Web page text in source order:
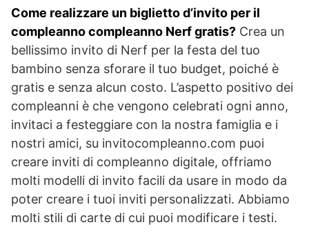
Come realizzare un biglietto d’invito per il
compleanno compleanno Nerf gratis? Crea un
bellissimo invito di Nerf per la festa del tuo
bambino senza sforare il tuo budget, poiché è
gratis e senza alcun costo. L’aspetto positivo dei
compleanni è che vengono celebrati ogni anno,
invitaci a festeggiare con la nostra famiglia e i
nostri amici, su invitocompleanno.com puoi
creare inviti di compleanno digitale, offriamo
molti modelli di invito facili da usare in modo da
poter creare i tuoi inviti personalizzati. Abbiamo
molti stili di carte di cui puoi modificare i testi.